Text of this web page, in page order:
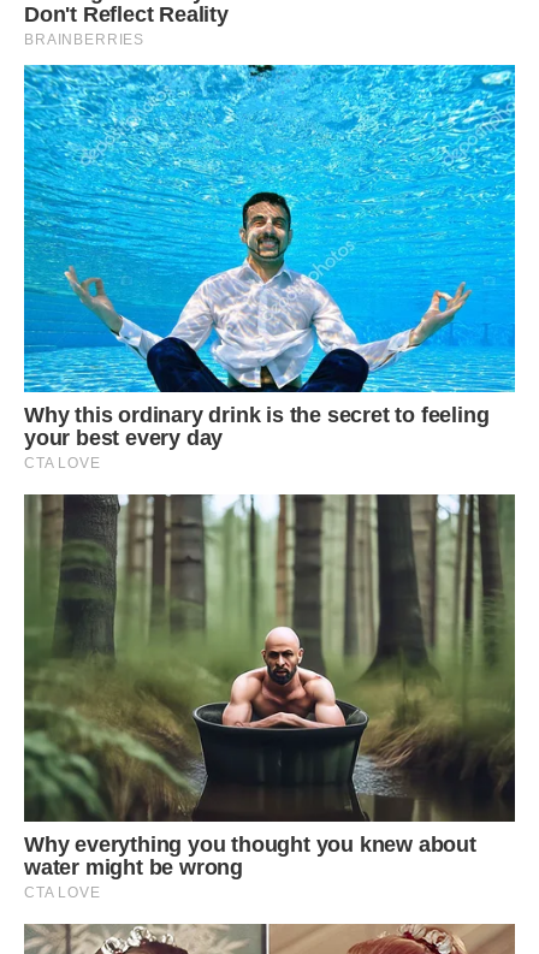
Нещодавно мені прийшло повідомлення з незнайомого
номера, там було лише одне слово: Вибач. Я не стала
запитувати, хто це, і не стала відповідати, просто
видалила чат і заблокувала контакт назавжди. Деякі речі
неможливо виправити одним словом, особливо коли вони
руйнують віру в людей настільки фундаментально.
Тепер, коли я проходжу повз весільні салони, мене вже не
розчулюють білосніжні сукні в вітринах, вони нагадують
мені про мою наївність. Я навчилася жити далі, працювати,
радіти дрібницям, але тепле місце в моєму серці, де жила
дружба, тепер закрите на важкий замок. Можливо, колись
я зможу знову комусь довіритися, але точно не сьогодні й
не завтра.
А як би ви вчинили на моєму місці — намагалися б знайти
людину і повернути своє, чи просто викреслили б її з
пам’яті, як невдалий епізод? Чи варто давати другий шанс
власної вигоди?